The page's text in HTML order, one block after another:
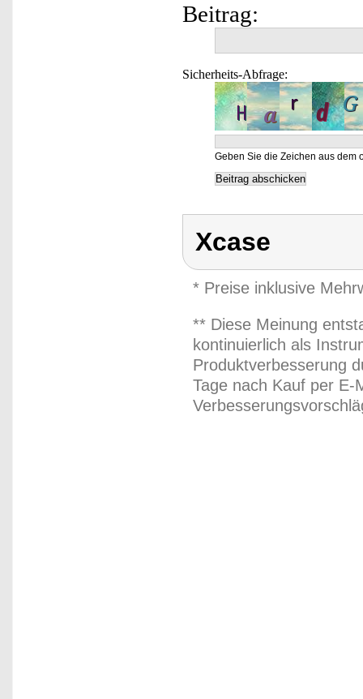
Beitrag:
Sicherheits-Abfrage:
Geben Sie die Zeichen aus dem
Xcase
* Preise inklusive
** Diese Meinung
kontinuierlich als
Produktverbesserung
Tage nach Kauf per E-